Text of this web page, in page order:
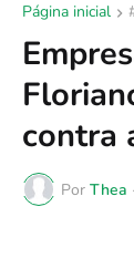
Página inicial
contra
Por Thea